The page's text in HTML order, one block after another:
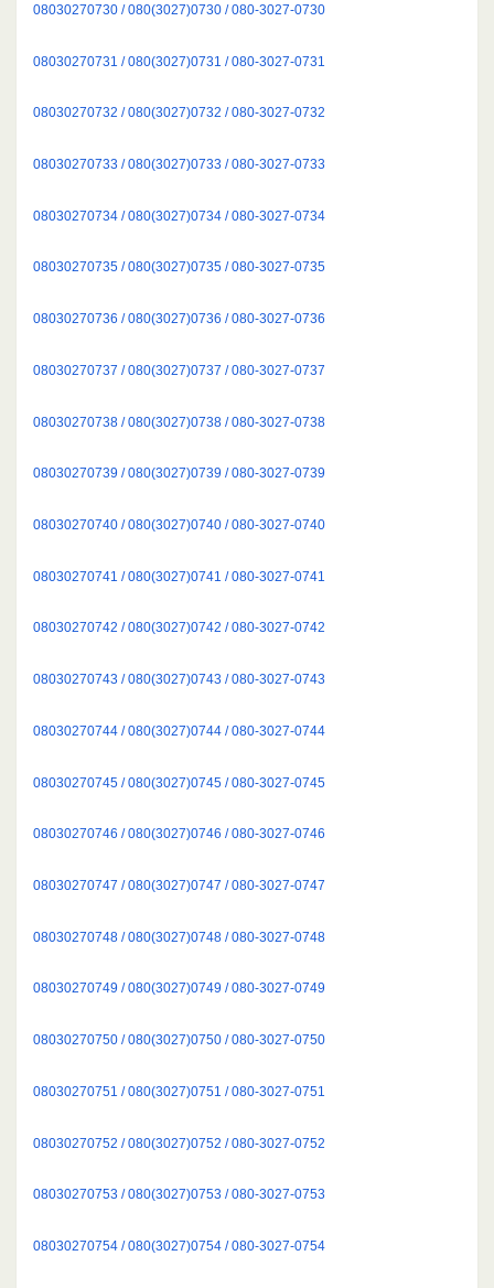
08030270730 / 080(3027)0730 / 080-3027-0730
08030270731 / 080(3027)0731 / 080-3027-0731
08030270732 / 080(3027)0732 / 080-3027-0732
08030270733 / 080(3027)0733 / 080-3027-0733
08030270734 / 080(3027)0734 / 080-3027-0734
08030270735 / 080(3027)0735 / 080-3027-0735
08030270736 / 080(3027)0736 / 080-3027-0736
08030270737 / 080(3027)0737 / 080-3027-0737
08030270738 / 080(3027)0738 / 080-3027-0738
08030270739 / 080(3027)0739 / 080-3027-0739
08030270740 / 080(3027)0740 / 080-3027-0740
08030270741 / 080(3027)0741 / 080-3027-0741
08030270742 / 080(3027)0742 / 080-3027-0742
08030270743 / 080(3027)0743 / 080-3027-0743
08030270744 / 080(3027)0744 / 080-3027-0744
08030270745 / 080(3027)0745 / 080-3027-0745
08030270746 / 080(3027)0746 / 080-3027-0746
08030270747 / 080(3027)0747 / 080-3027-0747
08030270748 / 080(3027)0748 / 080-3027-0748
08030270749 / 080(3027)0749 / 080-3027-0749
08030270750 / 080(3027)0750 / 080-3027-0750
08030270751 / 080(3027)0751 / 080-3027-0751
08030270752 / 080(3027)0752 / 080-3027-0752
08030270753 / 080(3027)0753 / 080-3027-0753
08030270754 / 080(3027)0754 / 080-3027-0754